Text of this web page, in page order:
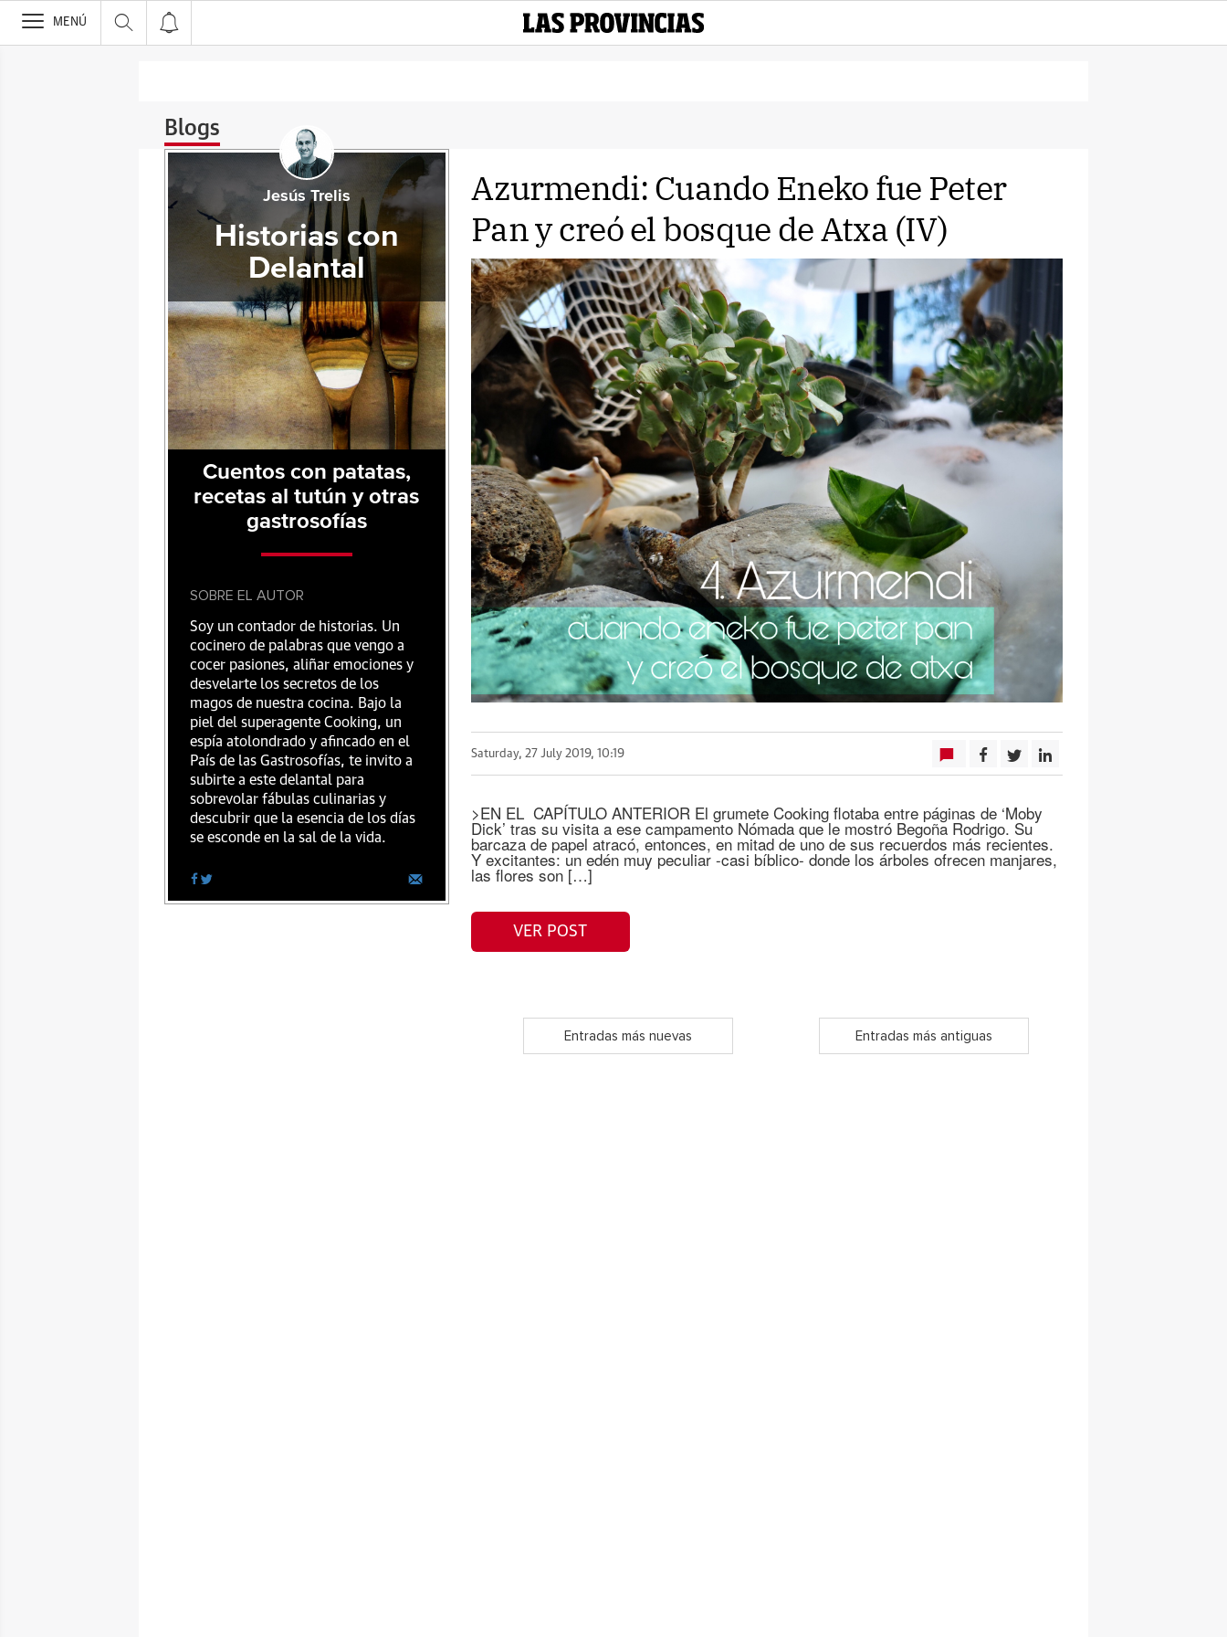
>
MENÚ
Blogs
Azurmendi: Cuando Eneko fue Peter
Pan y creó el bosque de Atxa (IV)
Saturday, 27 July 2019, 10:19
>EN EL CAPÍTULO ANTERIOR El grumete Cooking flotaba entre páginas de ‘Moby
Dick’ tras su visita a ese campamento Nómada que le mostró Begoña Rodrigo. Su
barcaza de papel atracó, entonces, en mitad de uno de sus recuerdos más recientes.
Y excitantes: un edén muy peculiar -casi bíblico- donde los árboles ofrecen manjares,
las flores son […]
VER POST
Entradas más nuevas Entradas más antiguas
Jesús Trelis
Historias con
Delantal
Cuentos con patatas,
recetas al tutún y otras
gastrosofías
SOBRE EL AUTOR
Soy un contador de historias. Un
cocinero de palabras que vengo a
cocer pasiones, aliñar emociones y
desvelarte los secretos de los
magos de nuestra cocina. Bajo la
piel del superagente Cooking, un
espía atolondrado y afincado en el
País de las Gastrosofías, te invito a
subirte a este delantal para
sobrevolar fábulas culinarias y
descubrir que la esencia de los días
se esconde en la sal de la vida.